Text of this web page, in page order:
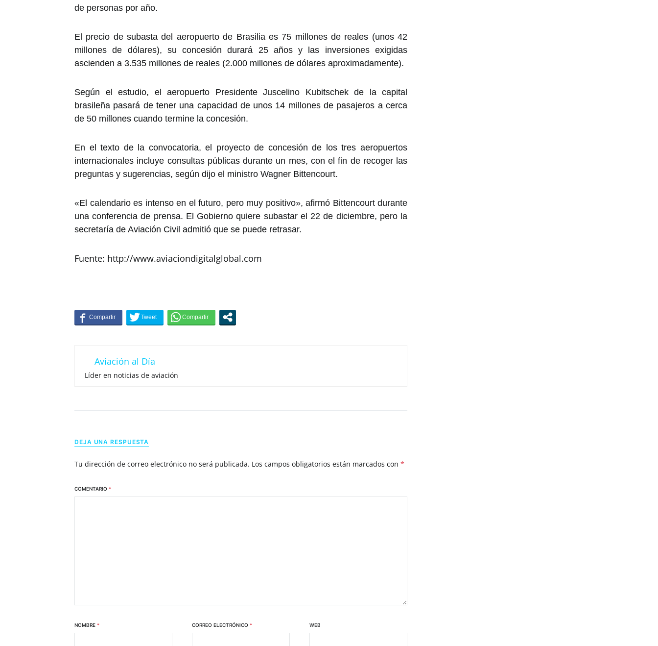
de personas por año.
El precio de subasta del aeropuerto de Brasilia es 75 millones de reales (unos 42
millones de dólares), su concesión durará 25 años y las inversiones exigidas
ascienden a 3.535 millones de reales (2.000 millones de dólares aproximadamente).
Según el estudio, el aeropuerto Presidente Juscelino Kubitschek de la capital
brasileña pasará de tener una capacidad de unos 14 millones de pasajeros a cerca
de 50 millones cuando termine la concesión.
En el texto de la convocatoria, el proyecto de concesión de los tres aeropuertos
internacionales incluye consultas públicas durante un mes, con el fin de recoger las
preguntas y sugerencias, según dijo el ministro Wagner Bittencourt.
«El calendario es intenso en el futuro, pero muy positivo», afirmó Bittencourt durante
una conferencia de prensa. El Gobierno quiere subastar el 22 de diciembre, pero la
secretaría de Aviación Civil admitió que se puede retrasar.
Fuente: http://www.aviaciondigitalglobal.com
Aviación al Día
Líder en noticias de aviación
DEJA UNA RESPUESTA
Tu dirección de correo electrónico no será publicada. Los campos obligatorios están marcados con *
COMENTARIO *
NOMBRE * CORREO ELECTRÓNICO * WEB